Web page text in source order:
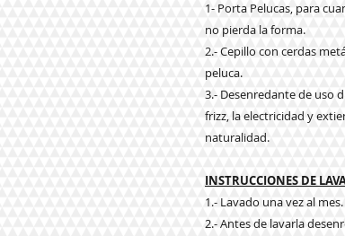
1- Porta Pelucas, para
no pierda la forma.
2.- Cepillo con cerdas
peluca.
3.- Desenredante de uso
frizz, la electricidad y
naturalidad.
INSTRUCCIONES DE
1.- Lavado una vez al mes.
2.- Antes de lavarla